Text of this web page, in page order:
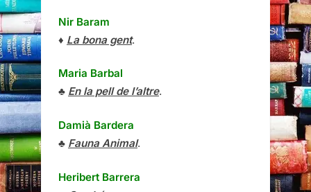
Nir Baram
♦ La bona gent.
Maria Barbal
♣ En la pell de l’altre.
Damià Bardera
♣ Fauna Animal.
Heribert Barrera